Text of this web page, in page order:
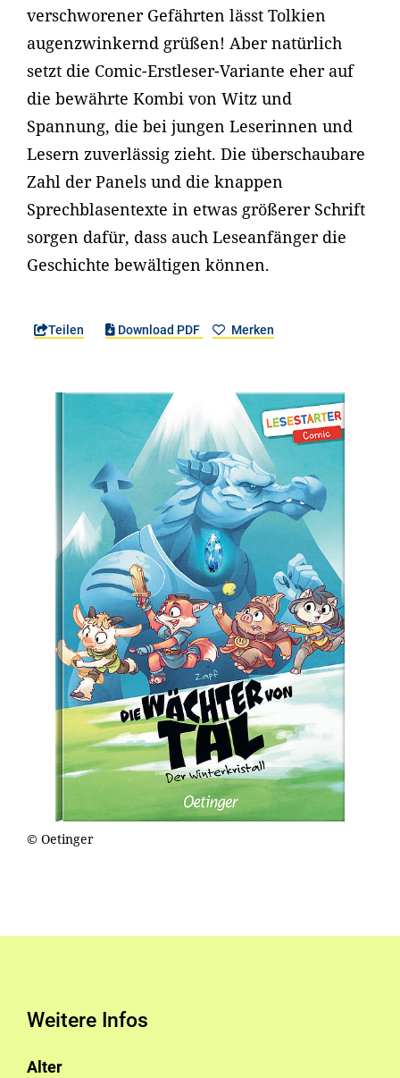
verschworener Gefährten lässt Tolkien
augenzwinkernd grüßen! Aber natürlich
setzt die Comic-Erstleser-Variante eher auf
die bewährte Kombi von Witz und
Spannung, die bei jungen Leserinnen und
Lesern zuverlässig zieht. Die überschaubare
Zahl der Panels und die knappen
Sprechblasentexte in etwas größerer Schrift
sorgen dafür, dass auch Leseanfänger die
Geschichte bewältigen können.
Teilen Download PDF Merken
© Oetinger
Weitere Infos
Alter